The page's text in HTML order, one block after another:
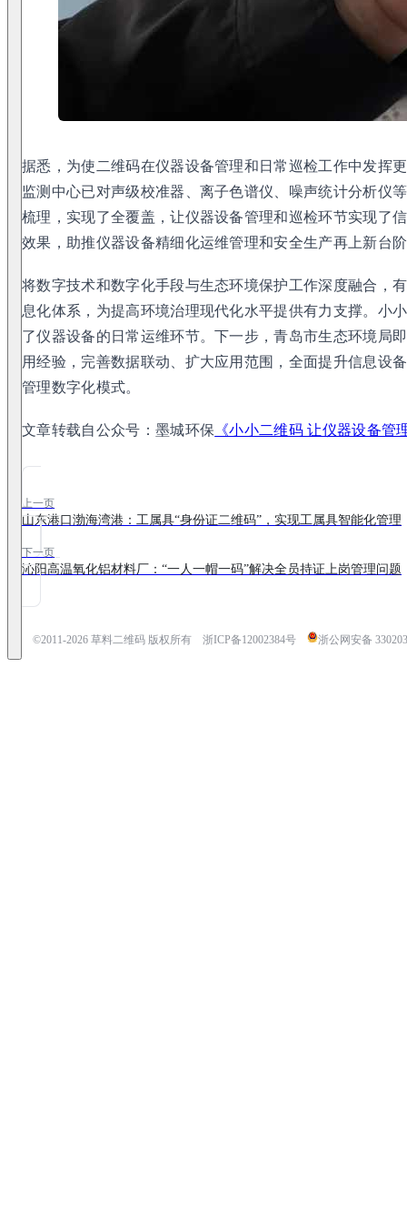
据悉，为使二维码在仪器设备管理和日常巡检工作中发挥
监测中心已对声级校准器、离子色谱仪、噪声统计分析仪
梳理，实现了全覆盖，让仪器设备管理和巡检环节实现了
效果，助推仪器设备精细化运维管理和安全生产再上新台
将数字技术和数字化手段与生态环境保护工作深度融合，
息化体系，为提高环境治理现代化水平提供有力支撑。小
了仪器设备的日常运维环节。下一步，青岛市生态环境局
用经验，完善数据联动、扩大应用范围，全面提升信息设
管理数字化模式。
文章转载自公众号：墨城环保 《小小二维码 让仪器设备管
上一页
山东港口渤海湾港：工属具“身份证二维码”，实现工属具智能化管理
下一页
沁阳高温氧化铝材料厂：“一人一帽一码”解决全员持证上岗管理问题
©2011-2026草料二维码 版权所有 浙ICP备12002384号 浙公网安备